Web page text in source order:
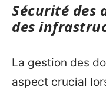
Sécurité des
des
La gestion des
aspect crucial